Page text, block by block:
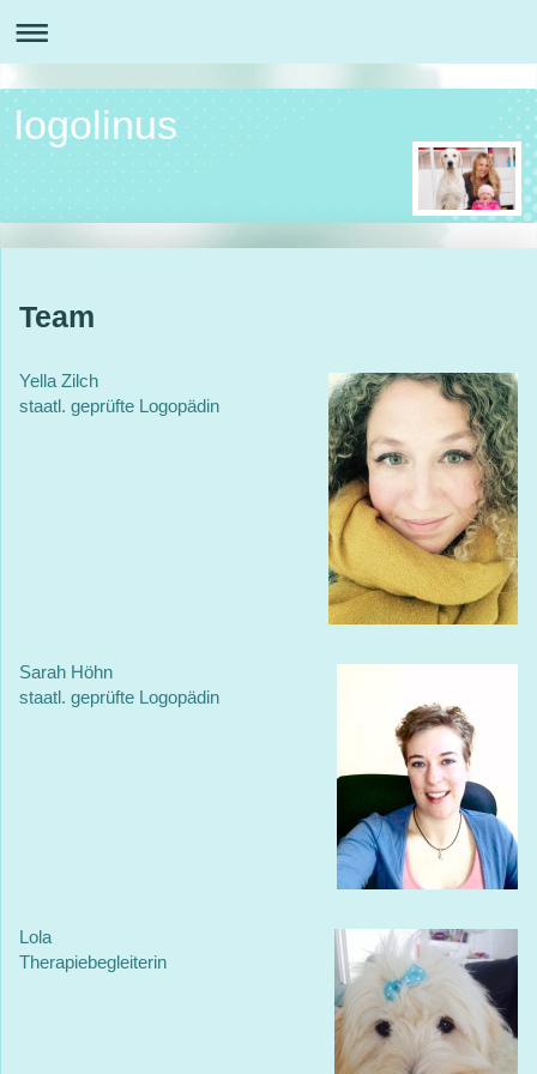
logolinus
Team
Yella Zilch
staatl. geprüfte Logopädin
Sarah Höhn
staatl. geprüfte Logopädin
Lola
Therapiebegleiterin